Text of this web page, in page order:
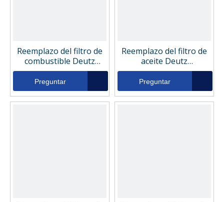
Reemplazo del filtro de
combustible Deutz
01174482
Preguntar
Reemplazo del filtro de
aceite Deutz
DZ01174421
Preguntar